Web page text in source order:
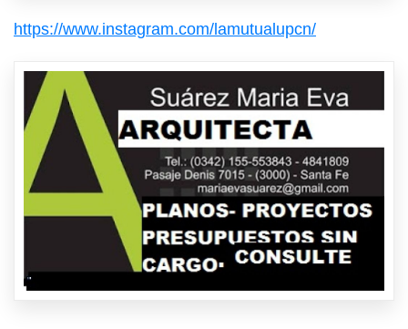
https://www.instagram.com/lamutualupcn/